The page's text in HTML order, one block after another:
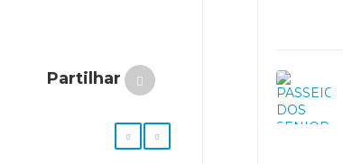
Partilhar